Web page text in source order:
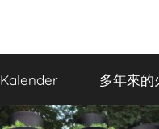
Kalender 多年來的